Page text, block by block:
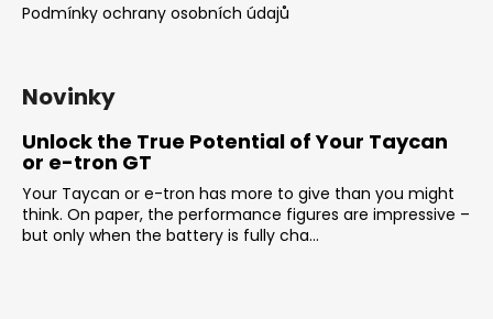
Podmínky ochrany osobních údajů
Novinky
Unlock the True Potential of Your Taycan
or e-tron GT
Your Taycan or e-tron has more to give than you might
think. On paper, the performance figures are impressive –
but only when the battery is fully cha...